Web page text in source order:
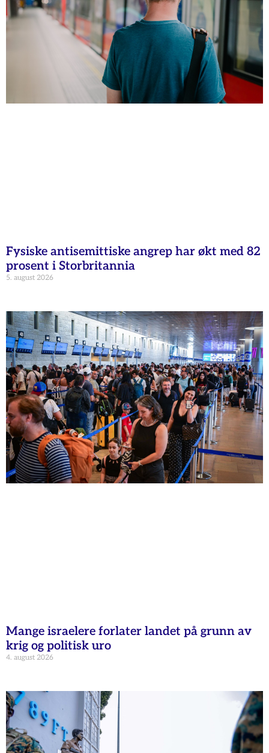
Fysiske antisemittiske angrep har økt med 82
prosent i Storbritannia
5. august 2026
Mange israelere forlater landet på grunn av
krig og politisk uro
4. august 2026